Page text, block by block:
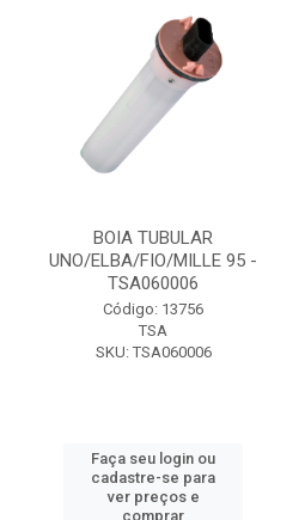
BOIA TUBULAR
UNO/ELBA/FIO/MILLE 95 -
TSA060006
Código: 13756
TSA
SKU: TSA060006
Faça seu login ou
cadastre-se para
ver preços e
comprar